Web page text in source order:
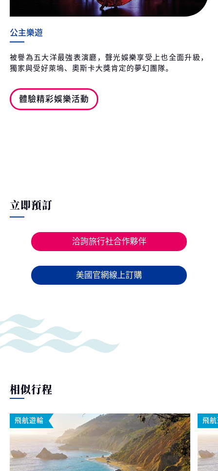
公主樂遊
被譽為五大洋最強表演廳，聲光娛樂享受上也全面升級，
獨家與受好萊塢、奧斯卡大獎肯定的夢幻團隊。
體驗精彩娛樂活動
立即預訂
洽詢旅行社合作夥伴
美國官網線上訂購
相似行程
飛航遊輪 飛